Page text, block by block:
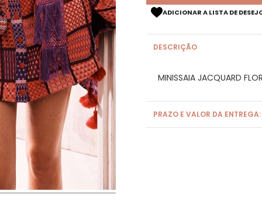
ADICIONAR A LISTA DE
DESCRIÇÃO
MINISSAIA JACQUARD
PRAZO E VALOR DA ENTREGA: